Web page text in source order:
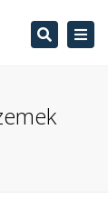
Search